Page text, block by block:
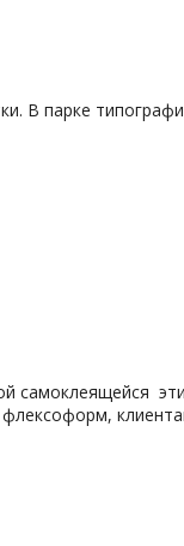
В парке
самоклеящейся